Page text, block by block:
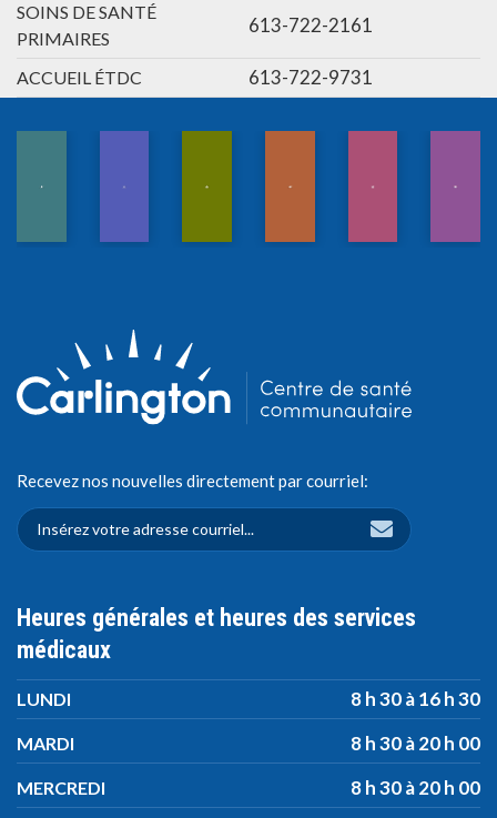
SOINS DE SANTÉ
PRIMAIRES
613-722-2161
ACCUEIL ÉTDC 613-722-9731
Recevez nos nouvelles directement par courriel:
Heures générales et heures des services
médicaux
LUNDI 8 h 30 à 16 h 30
MARDI 8 h 30 à 20 h 00
MERCREDI 8 h 30 à 20 h 00